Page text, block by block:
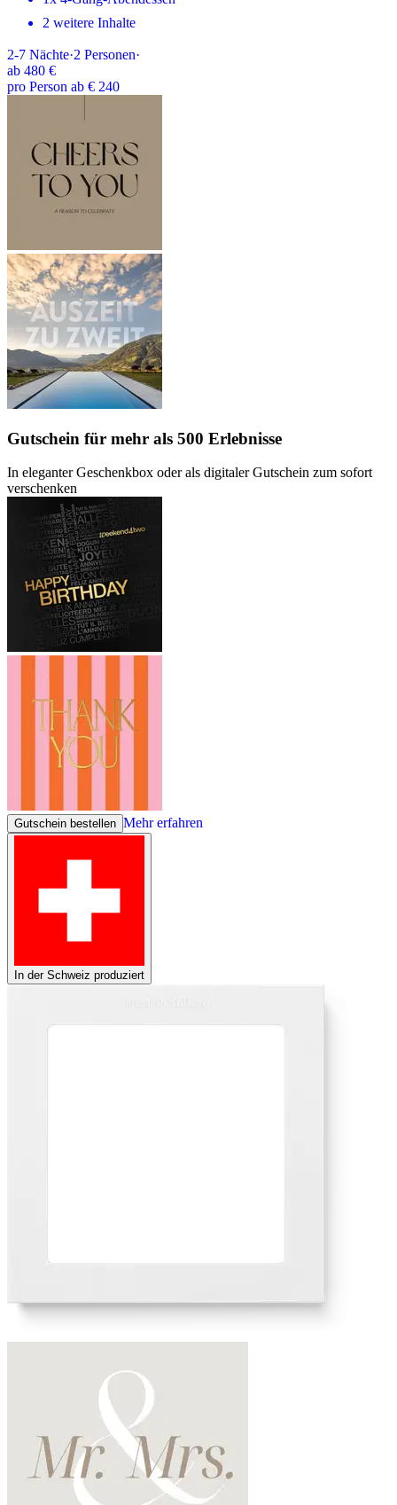
2 weitere Inhalte
2-7 Nächte·2 Personen·
ab 480 €
pro Person ab € 240
Gutschein für mehr als 500 Erlebnisse
In eleganter Geschenkbox oder als digitaler Gutschein zum sofort
verschenken
Gutschein bestellen Mehr erfahren
In der Schweiz produziert